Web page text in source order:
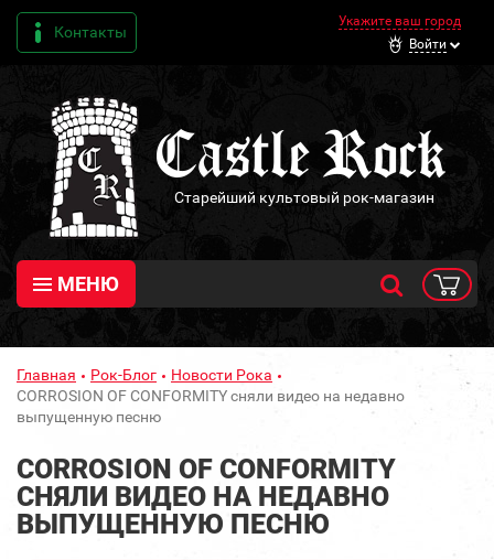
Контакты
Укажите ваш город
Войти
Старейший культовый рок-магазин
МЕНЮ
Главная Рок-Блог
Новости Рока
CORROSION OF CONFORMITY сняли видео на недавно
выпущенную песню
CORROSION OF CONFORMITY
СНЯЛИ ВИДЕО НА НЕДАВНО
ВЫПУЩЕННУЮ ПЕСНЮ